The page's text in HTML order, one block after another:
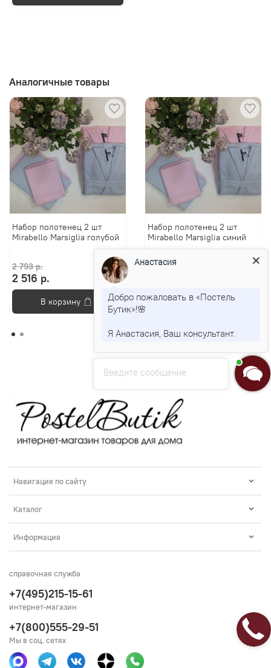
Аналогичные товары
Набор полотенец 2 шт
Mirabello Marsiglia голубой
2 793 р.
2 516 р.
В корзину
Набор полотенец 2 шт
Mirabello Marsiglia синий
2 793 р.
В корзину
Навигация по сайту
Каталог
Информация
справочная служба
+7(495)215-15-61
интернет-магазин
+7(800)555-29-51
Мы в соц. сетях
Введите сообщение
Анастасия
Добро пожаловать в «Постель
Бутик»!🌸
Я Анастасия, Ваш консультант.